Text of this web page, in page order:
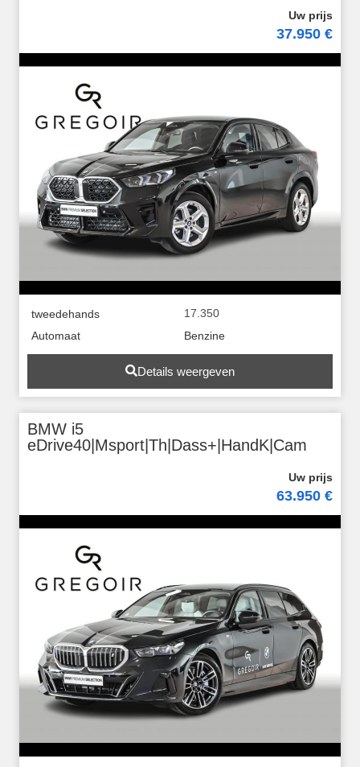
37.950 €
tweedehands
17.350
Automaat
Benzine
Details weergeven
BMW i5
eDrive40|Msport|Th|Dass+|HandK|Cam
63.950 €